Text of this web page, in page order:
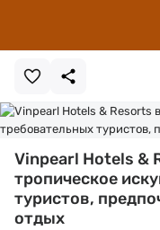
Vinpearl Hotels &
тропическое
туристов,
отдых